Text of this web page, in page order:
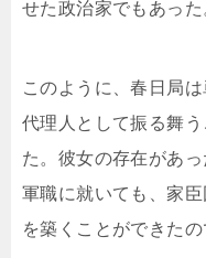
せた政治家でもあった
このように、春日局
代理人として振る舞
た。彼女の存在があ
軍職に就いても、家
を築くことができたの